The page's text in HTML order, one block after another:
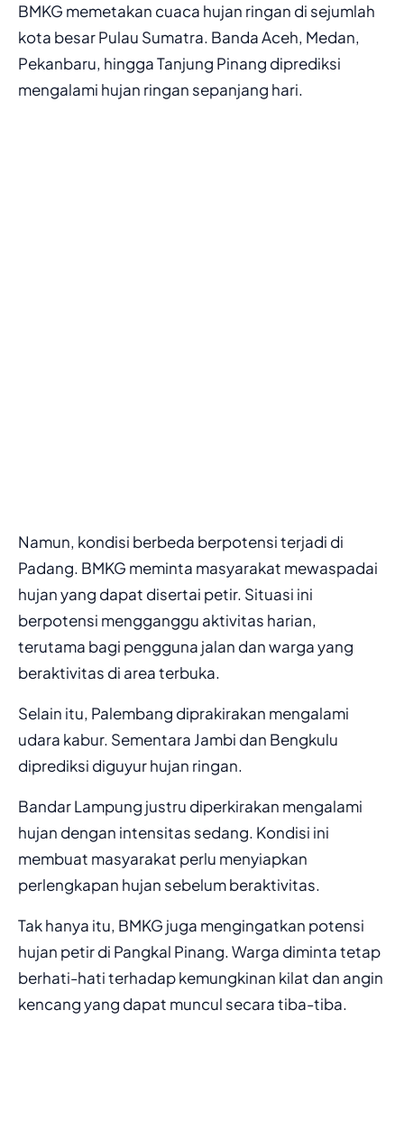
BMKG memetakan cuaca hujan ringan di sejumlah
kota besar Pulau Sumatra. Banda Aceh, Medan,
Pekanbaru, hingga Tanjung Pinang diprediksi
mengalami hujan ringan sepanjang hari.
Namun, kondisi berbeda berpotensi terjadi di
Padang. BMKG meminta masyarakat mewaspadai
hujan yang dapat disertai petir. Situasi ini
berpotensi mengganggu aktivitas harian,
terutama bagi pengguna jalan dan warga yang
beraktivitas di area terbuka.
Selain itu, Palembang diprakirakan mengalami
udara kabur. Sementara Jambi dan Bengkulu
diprediksi diguyur hujan ringan.
Bandar Lampung justru diperkirakan mengalami
hujan dengan intensitas sedang. Kondisi ini
membuat masyarakat perlu menyiapkan
perlengkapan hujan sebelum beraktivitas.
Tak hanya itu, BMKG juga mengingatkan potensi
hujan petir di Pangkal Pinang. Warga diminta tetap
berhati-hati terhadap kemungkinan kilat dan angin
kencang yang dapat muncul secara tiba-tiba.